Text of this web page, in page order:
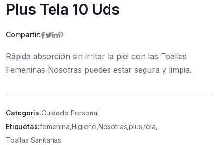
Plus Tela 10 Uds
Compartir:
Rápida absorción sin irritar la piel con las Toallas
Femeninas Nosotras puedes estar segura y limpia.
Categoría:Cuidado Personal
Etiquetas:femenina Higiene Nosotras plus ,tela
Toallas Sanitarias